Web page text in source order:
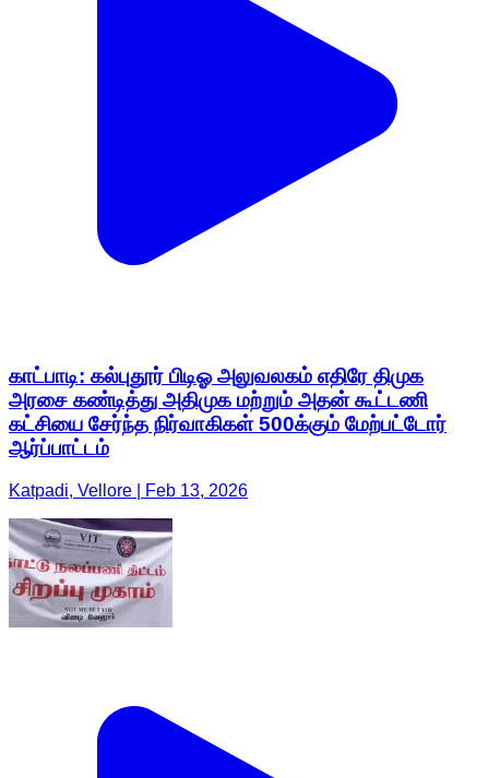
காட்பாடி: கல்புதூர் பிடிஓ அலுவலகம் எதிரே திமுக
அரசை கண்டித்து அதிமுக மற்றும் அதன் கூட்டணி
கட்சியை சேர்ந்த நிர்வாகிகள் 500க்கும் மேற்பட்டோர்
ஆர்ப்பாட்டம்
Katpadi, Vellore | Feb 13, 2026